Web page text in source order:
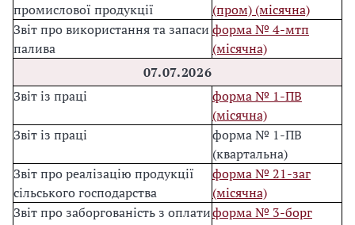
промислової продукції
(пром) (місячна)
Звіт про використання та запаси
палива
форма № 4-мтп
(місячна)
07.07.2026
Звіт із праці
форма № 1-ПВ
(місячна)
Звіт із праці
форма № 1-ПВ
(квартальна)
Звіт про реалізацію продукції
сільського господарства
форма № 21-заг
(місячна)
Звіт про заборгованість з оплатиформа № 3-борг